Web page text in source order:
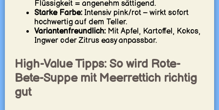
Flüssigkeit = angenehm sättigend.
Starke Farbe:Intensiv pink/rot – wirkt sofort
hochwertig auf dem Teller.
Variantenfreundlich:Mit Apfel, Kartoffel, Kokos,
Ingwer oder Zitrus easy anpassbar.
High-Value Tipps: So wird Rote-
Bete-Suppe mit Meerrettich richtig
gut